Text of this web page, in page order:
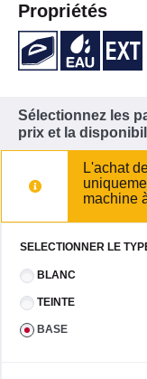
Propriétés
Sélectionnez les
prix et la
L'achat
machine
SELECTIONNER LE
BLANC
TEINTE
BASE